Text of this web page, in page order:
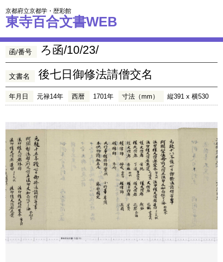
京都府立京都学・歴彩館
東寺百合文書WEB
函/番号 ろ函/10/23/
文書名 後七日御修法請僧交名
年月日 元禄14年 西暦 1701年 寸法（mm） 縦391 x 横530